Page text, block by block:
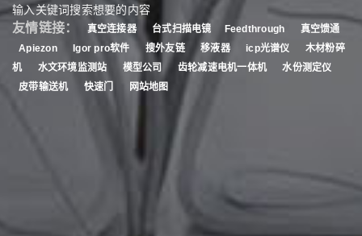
输入关键词搜索想要的内容
友情链接： 真空连接器 台式扫描电镜 Feedthrough
真空馈通
Apiezon
Igor pro软件 搜外友链 移液器 icp光谱仪
木材粉碎
机
水文环境监测站 模型公司 齿轮减速电机一体机
水份测定仪
皮带输送机
快速门 网站地图